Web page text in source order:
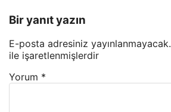
Bir yanıt yazın
E-posta adresiniz yayınlanmayacak.
ile işaretlenmişlerdir
Yorum *